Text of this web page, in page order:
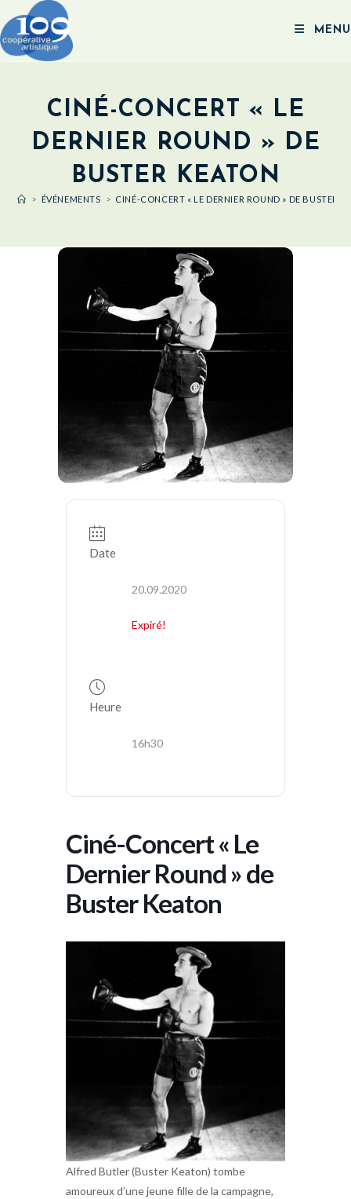
MENU
CINÉ-CONCERT « LE
DERNIER ROUND » DE
BUSTER KEATON
> ÉVÉNEMENTS > CINÉ-CONCERT « LE DERNIER ROUND » DE BUSTER
Date
20.09.2020
Expiré!
Heure
16h30
Ciné-Concert « Le
Dernier Round » de
Buster Keaton
Alfred Butler (Buster Keaton) tombe
amoureux d’une jeune fille de la campagne,